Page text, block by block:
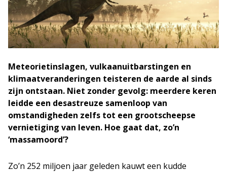
Meteorietinslagen, vulkaanuitbarstingen en
klimaatveranderingen teisteren de aarde al sinds
zijn ontstaan. Niet zonder gevolg: meerdere keren
leidde een desastreuze samenloop van
omstandigheden zelfs tot een grootscheepse
vernietiging van leven. Hoe gaat dat, zo’n
‘massamoord’?
Zo’n 252 miljoen jaar geleden kauwt een kudde